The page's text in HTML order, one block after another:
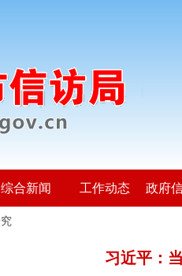
综合新闻 工作动态 政府
习近平：